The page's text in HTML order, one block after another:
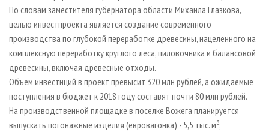
ЦБП
ИНСТРУМЕНТ И МАТЕРИАЛЫ
ГАЗЕТА ЛЕСПРОМФОРУМ
БИБЛИОТЕКА СПЕЦИАЛИСТА
По словам заместителя губернатора области Михаила Глазкова,
целью инвестпроекта является создание современного
производства по глубокой переработке древесины, нацеленного на
комплексную переработку круглого леса, пиловочника и балансовой
древесины, включая древесные отходы.
Объем инвестиций в проект превысит 320 млн рублей, а ожидаемые
поступления в бюджет к 2018 году составят почти 80 млн рублей.
На производственной площадке в поселке Вожега планируется
выпускать погонажные изделия (евровагонка) - 5,5 тыс. м3;